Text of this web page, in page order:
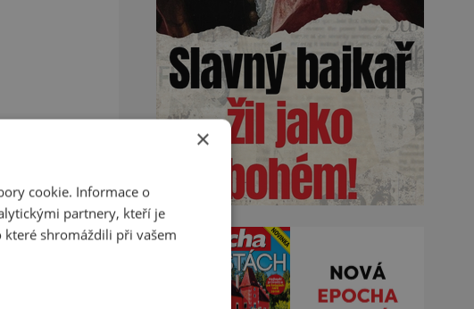
×
cookie. Informace o
partnery, kteří je
shromáždili při vašem